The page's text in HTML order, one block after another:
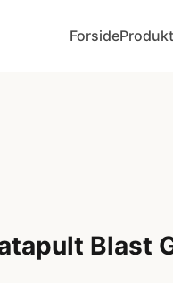
Forside
Blast